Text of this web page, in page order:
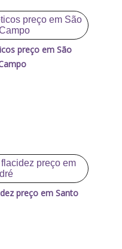
preço em São
preço em Santo